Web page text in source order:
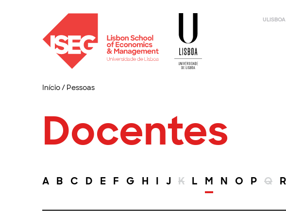
ULISBOA
Início/ Pessoas
Docentes
A B C D E F G H I J K L M N O P Q R